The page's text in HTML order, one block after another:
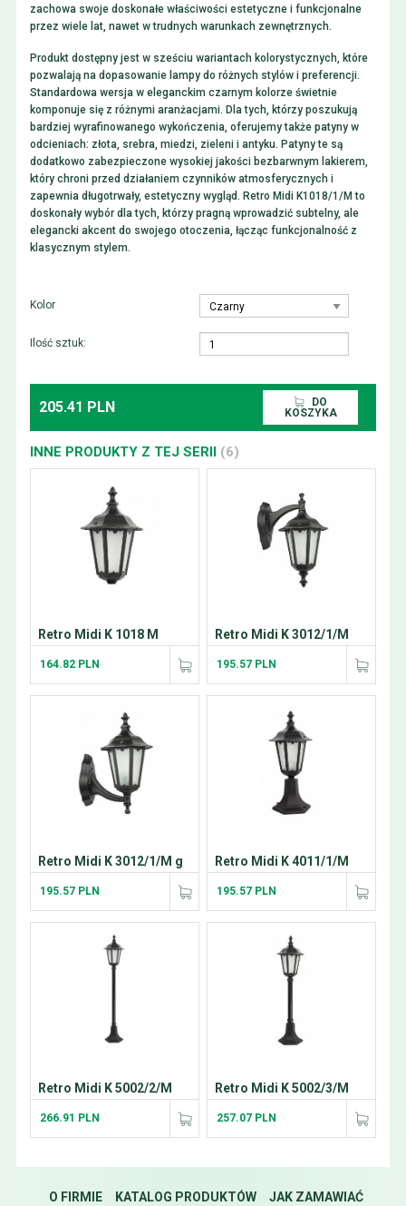
zachowa swoje doskonałe właściwości estetyczne i funkcjonalne
przez wiele lat, nawet w trudnych warunkach zewnętrznych.
Produkt dostępny jest w sześciu wariantach kolorystycznych, które
pozwalają na dopasowanie lampy do różnych stylów i preferencji.
Standardowa wersja w eleganckim czarnym kolorze świetnie
komponuje się z różnymi aranżacjami. Dla tych, którzy poszukują
bardziej wyrafinowanego wykończenia, oferujemy także patyny w
odcieniach: złota, srebra, miedzi, zieleni i antyku. Patyny te są
dodatkowo zabezpieczone wysokiej jakości bezbarwnym lakierem,
który chroni przed działaniem czynników atmosferycznych i
zapewnia długotrwały, estetyczny wygląd. Retro Midi K1018/1/M to
doskonały wybór dla tych, którzy pragną wprowadzić subtelny, ale
elegancki akcent do swojego otoczenia, łącząc funkcjonalność z
klasycznym stylem.
Kolor
Ilość sztuk:
205.41 PLN
DO
KOSZYKA
INNE PRODUKTY Z TEJ SERII (6)
Retro Midi K 1018 M
164.82 PLN
Retro Midi K 3012/1/M
195.57 PLN
Retro Midi K 3012/1/M g
195.57 PLN
Retro Midi K 4011/1/M
195.57 PLN
Retro Midi K 5002/2/M
266.91 PLN
Retro Midi K 5002/3/M
257.07 PLN
O FIRMIE KATALOG PRODUKTÓW JAK ZAMAWIAĆ